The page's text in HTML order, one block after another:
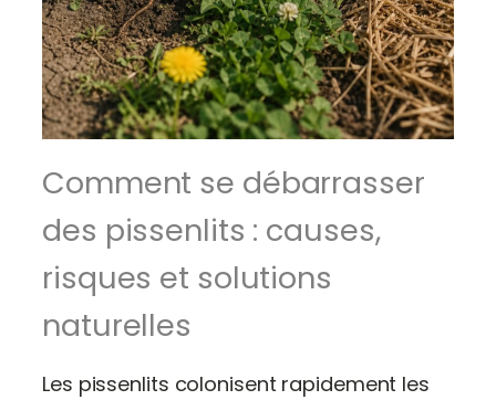
Comment se débarrasser
des pissenlits : causes,
risques et solutions
naturelles
Les pissenlits colonisent rapidement les